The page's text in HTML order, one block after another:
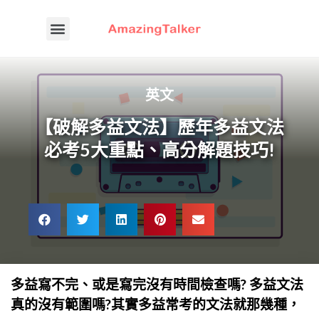
英文
【破解多益文法】歷年多益文法
必考5大重點、高分解題技巧!
多益寫不完、或是寫完沒有時間檢查嗎? 多益文法
真的沒有範圍嗎?其實多益常考的文法就那幾種，